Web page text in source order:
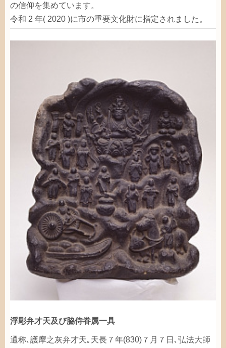
の信仰を集めています。
令和 2 年( 2020 )に市の重要文化財に指定されました。
浮彫弁才天及び脇侍眷属一具
通称､ 護摩之灰弁才天｡ 天長 ７ 年(830)７ 月 ７ 日 ､ 弘法大師